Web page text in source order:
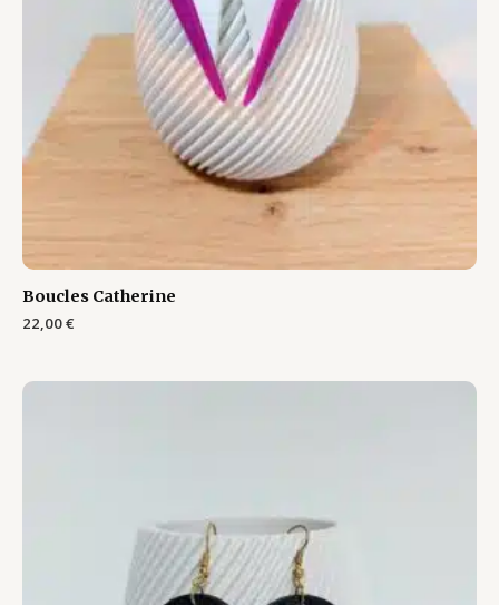
Boucles Catherine
22,00€